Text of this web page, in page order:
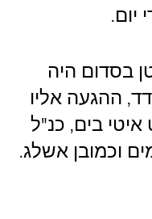
יום.
בסדום היה
ההגעה אליו
בים, כנ"ל
וכמובן אשלג.